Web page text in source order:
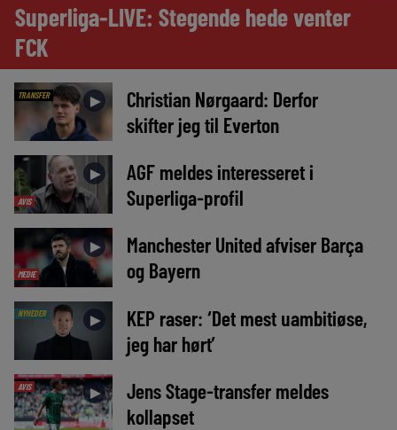
Superliga-LIVE: Stegende hede venter
FCK
TRANSFER ►
Christian Nørgaard: Derfor
skifter jeg til Everton
AVIS
►
AGF meldes interesseret i
Superliga-profil
MEDIE
►
Manchester United afviser Barça
og Bayern
NYHEDER ►
KEP raser: ‘Det mest uambitiøse,
jeg har hørt’
AVIS ►
Jens Stage-transfer meldes
kollapset